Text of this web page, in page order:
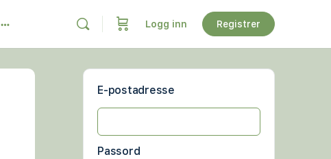
Logg inn Registrer
E-postadresse
Passord